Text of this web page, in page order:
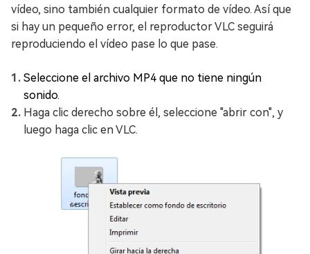
vídeo, sino también cualquier formato de vídeo. Así que
si hay un pequeño error, el reproductor VLC seguirá
reproduciendo el vídeo pase lo que pase.
Seleccione el archivo MP4 que no tiene ningún
sonido.
Haga clic derecho sobre él, seleccione "abrir con", y
luego haga clic en VLC.